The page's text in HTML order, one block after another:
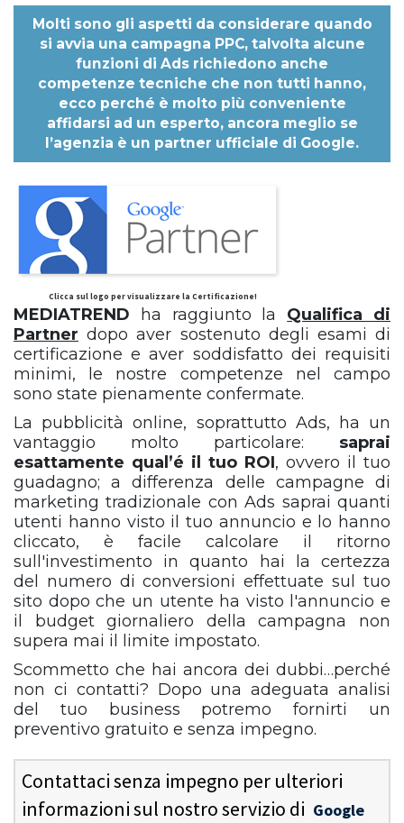
Molti sono gli aspetti da considerare quando
si avvia una campagna PPC, talvolta alcune
funzioni di Ads richiedono anche
competenze tecniche che non tutti hanno,
ecco perché è molto più conveniente
affidarsi ad un esperto, ancora meglio se
l’agenzia è un partner ufficiale di Google.
Clicca sul logo per visualizzare la Certificazione!
MEDIATREND ha raggiunto la Qualifica di
Partner dopo aver sostenuto degli esami di
certificazione e aver soddisfatto dei requisiti
minimi, le nostre competenze nel campo
sono state pienamente confermate.
La pubblicità online, soprattutto Ads, ha un
vantaggio molto particolare: saprai
esattamente qual’é il tuo ROI, ovvero il tuo
guadagno; a differenza delle campagne di
marketing tradizionale con Ads saprai quanti
utenti hanno visto il tuo annuncio e lo hanno
cliccato, è facile calcolare il ritorno
sull'investimento in quanto hai la certezza
del numero di conversioni effettuate sul tuo
sito dopo che un utente ha visto l'annuncio e
il budget giornaliero della campagna non
supera mai il limite impostato.
Scommetto che hai ancora dei dubbi…perché
non ci contatti? Dopo una adeguata analisi
del tuo business potremo fornirti un
preventivo gratuito e senza impegno.
Contattaci senza impegno per ulteriori
informazioni sul nostro servizio di Google